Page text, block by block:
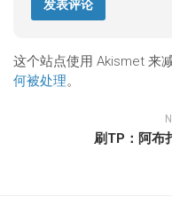
这个站点使用 Akismet 来
何被处理。
刷TP：阿布